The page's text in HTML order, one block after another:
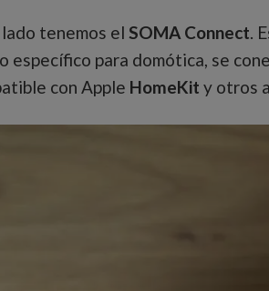
tenemos el SOMA Connect.
específico para domótica, se
con Apple HomeKit y otros